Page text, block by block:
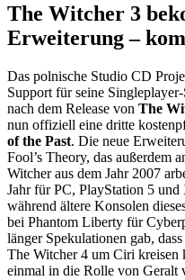
The Witcher 3
Erweiterung –
Das polnische Studio CD
Support für seine
nach dem Release von The
nun offiziell eine dritte
of the Past. Die neue
Fool’s Theory, das außerdem
Witcher aus dem Jahr 2007
Jahr für PC, PlayStation 5
während ältere Konsolen
bei Phantom Liberty für
länger Spekulationen gab,
The Witcher 4 um Ciri kreisen
einmal in die Rolle von Geralt